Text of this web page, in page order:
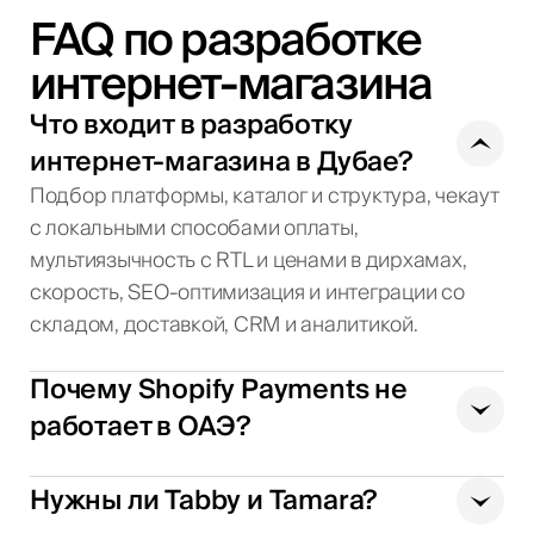
FAQ по разработке
интернет-магазина
Что входит в разработку
интернет-магазина в Дубае?
Подбор платформы, каталог и структура, чекаут
с локальными способами оплаты,
мультиязычность с RTL и ценами в дирхамах,
скорость, SEO-оптимизация и интеграции со
складом, доставкой, CRM и аналитикой.
Почему Shopify Payments не
работает в ОАЭ?
Нужны ли Tabby и Tamara?